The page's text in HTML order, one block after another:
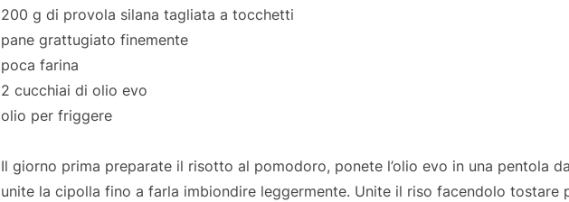
200 g di provola silana tagliata a tocchetti
pane grattugiato finemente
poca farina
2 cucchiai di olio evo
olio per friggere
Il giorno prima preparate il risotto al pomodoro, ponete l’olio evo in una pentola
unite la cipolla fino a farla imbiondire leggermente. Unite il riso facendolo tostare